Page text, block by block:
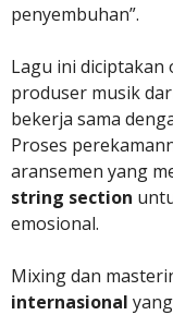
penyembuhan”.
Lagu ini diciptakan
produser musik
bekerja sama
Proses
aransemen yang
string section
emosional.
Mixing dan
internasional